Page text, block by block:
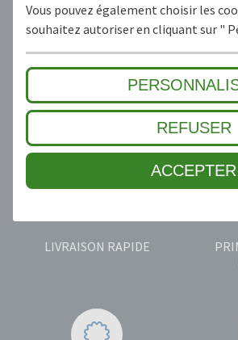
Vous pouvez également choisir les
souhaitez autoriser en cliquant sur "
REFUSER
ACCEPTER
5 ANS DE GARANTIE
LA
LIVRAISON RAPIDE